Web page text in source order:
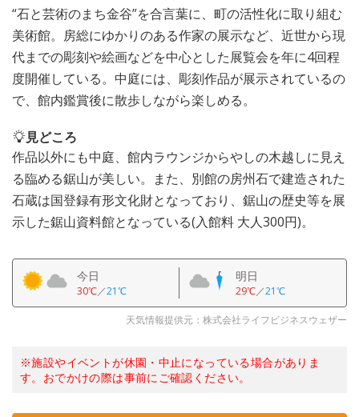
“石と芸術のまち金谷”を合言葉に、町の活性化に取り組む
美術館。房総にゆかりのある作家の展示など、近世から現
代までの彫刻や絵画などを中心とした展覧会を年に4回程
度開催している。中庭には、彫刻作品が展示されているの
で、館内鑑賞後に散歩しながら楽しめる。
見どころ
作品以外にも中庭、館内ラウンジからやしの木越しに見え
る臨める鋸山が美しい。また、別館の房州石で建造された
石蔵は国登録有形文化財となっており、鋸山の歴史等を展
示した鋸山資料館となっている(入館料 大人300円)。
今日
30℃／21℃
明日
29℃／21℃
天気情報提供元：株式会社ライフビジネスウェザー
※施設やイベントが休園・中止になっている場合がありま
す。おでかけの際は事前にご確認ください。